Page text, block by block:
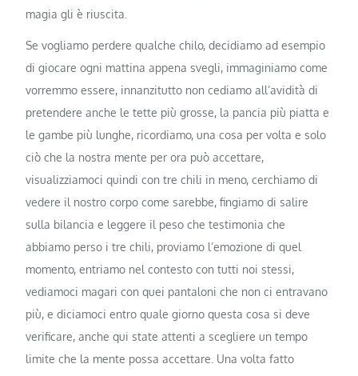
magia gli è riuscita.
Se vogliamo perdere qualche chilo, decidiamo ad esempio
di giocare ogni mattina appena svegli, immaginiamo come
vorremmo essere, innanzitutto non cediamo all’avidità di
pretendere anche le tette più grosse, la pancia più piatta e
le gambe più lunghe, ricordiamo, una cosa per volta e solo
ciò che la nostra mente per ora può accettare,
visualizziamoci quindi con tre chili in meno, cerchiamo di
vedere il nostro corpo come sarebbe, fingiamo di salire
sulla bilancia e leggere il peso che testimonia che
abbiamo perso i tre chili, proviamo l’emozione di quel
momento, entriamo nel contesto con tutti noi stessi,
vediamoci magari con quei pantaloni che non ci entravano
più, e diciamoci entro quale giorno questa cosa si deve
verificare, anche qui state attenti a scegliere un tempo
limite che la mente possa accettare. Una volta fatto